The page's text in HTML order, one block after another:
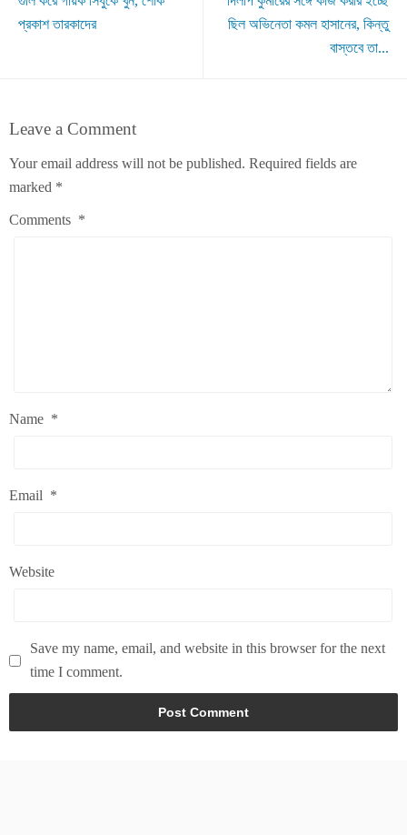
প্রকাশ তারকাদের
ছিল অভিনেতা কমল হাসানের, কিন্তু
বাস্তবে তা...
Leave a Comment
Your email address will not be published. Required fields are
marked *
Comments *
Name *
Email *
Website
Save my name, email, and website in this browser for the next
time I comment.